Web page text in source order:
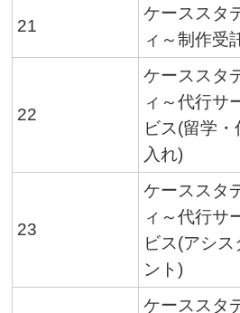
21
ケーススタ
ィ～制作受
22
ケーススタ
ィ～代行サ
ビス(留学・
入れ)
23
ケーススタ
ィ～代行サ
ビス(アシス
ント)
ケーススタ